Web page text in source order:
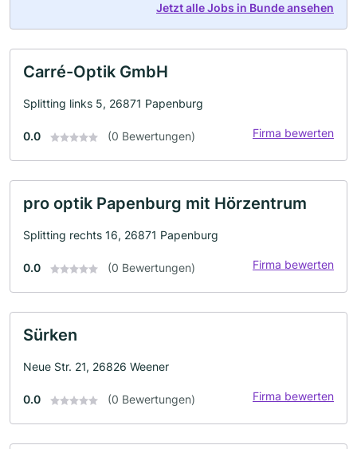
Jetzt alle Jobs in Bunde ansehen
Carré-Optik GmbH
Splitting links 5, 26871 Papenburg
0.0 (0 Bewertungen) Firma bewerten
pro optik Papenburg mit Hörzentrum
Splitting rechts 16, 26871 Papenburg
0.0 (0 Bewertungen) Firma bewerten
Sürken
Neue Str. 21, 26826 Weener
0.0 (0 Bewertungen) Firma bewerten